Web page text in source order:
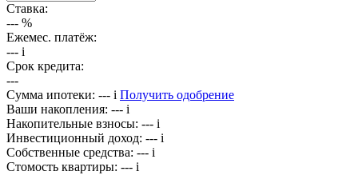
Ставка:
--- %
Ежемес. платёж:
--- i
Срок кредита:
---
Сумма ипотеки: --- i Получить одобрение
Ваши накопления: --- i
Накопительные взносы: --- i
Инвестиционный доход: --- i
Собственные средства: --- i
Стомость квартиры: --- i